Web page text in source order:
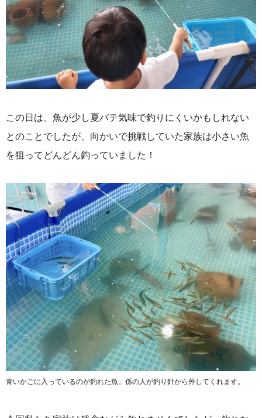
この日は、魚が少し夏バテ気味で釣りにくいかもしれない
とのことでしたが、向かいで挑戦していた家族は小さい魚
を狙ってどんどん釣っていました！
青いかごに入っているのが釣れた魚。係の人が釣り針から外してくれます。